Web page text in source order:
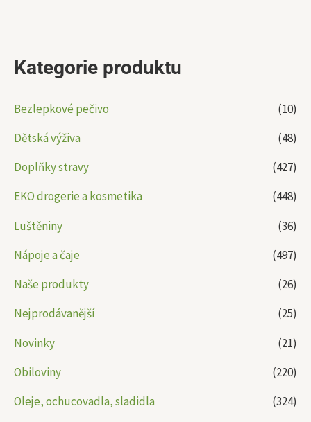
Kategorie produktu
Bezlepkové pečivo
(10)
Dětská výživa
(48)
Doplňky stravy
(427)
EKO drogerie a kosmetika
(448)
Luštěniny
(36)
Nápoje a čaje
(497)
Naše produkty
(26)
Nejprodávanější
(25)
Novinky
(21)
Obiloviny
(220)
Oleje, ochucovadla, sladidla
(324)